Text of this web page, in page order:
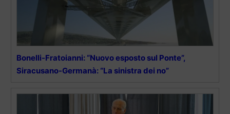
Bonelli-Fratoianni: “Nuovo esposto sul Ponte”,
Siracusano-Germanà: “La sinistra dei no”